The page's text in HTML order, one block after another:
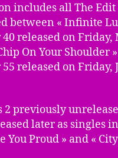
includes all The
between « Infinite
released on Friday,
On Your Shoulder
released on Friday,
2 previously
later as singles
You Proud » and «